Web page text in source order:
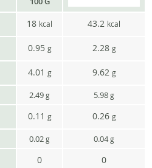
18 kcal 43.2 kcal
0.95 g 2.28 g
4.01 g 9.62 g
2.49g 5.98g
0.11 g 0.26 g
0.02g 0.04g
0 0